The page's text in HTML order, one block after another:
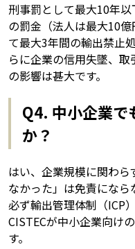
刑事罰として最大10年
の罰金（法人は最大10
て最大3年間の輸出禁止
らに企業の信用失墜、
の影響は甚大です。
Q4. 中小企業で
か？
はい、企業規模に関わ
なかった」は免責にな
必ず輸出管理体制（ICP
CISTECが中小企業向け
す。